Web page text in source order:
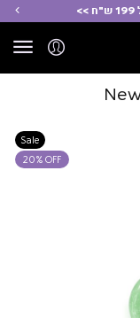
Sale
20% OFF